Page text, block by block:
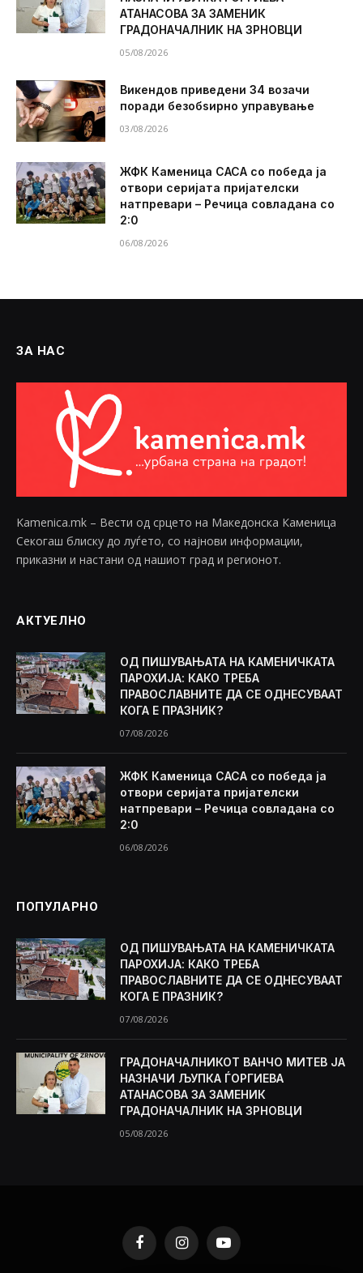
АТАНАСОВА ЗА ЗАМЕНИК
ГРАДОНАЧАЛНИК НА ЗРНОВЦИ
05/08/2026
Викендов приведени 34 возачи
поради безобѕирно управување
03/08/2026
ЖФК Каменица САСА со победа ја
отвори серијата пријателски
натпревари – Речица совладана со
2:0
06/08/2026
ЗА НАС
Kamenica.mk – Вести од срцето на Македонска Каменица
Секогаш блиску до луѓето, со најнови информации,
приказни и настани од нашиот град и регионот.
АКТУЕЛНО
ОД ПИШУВАЊАТА НА КАМЕНИЧКАТА
ПАРОХИЈА: КАКО ТРЕБА
ПРАВОСЛАВНИТЕ ДА СЕ ОДНЕСУВААТ
КОГА Е ПРАЗНИК?
07/08/2026
ЖФК Каменица САСА со победа ја
отвори серијата пријателски
натпревари – Речица совладана со
2:0
06/08/2026
ПОПУЛАРНО
ОД ПИШУВАЊАТА НА КАМЕНИЧКАТА
ПАРОХИЈА: КАКО ТРЕБА
ПРАВОСЛАВНИТЕ ДА СЕ ОДНЕСУВААТ
КОГА Е ПРАЗНИК?
07/08/2026
ГРАДОНАЧАЛНИКОТ ВАНЧО МИТЕВ ЈА
НАЗНАЧИ ЉУПКА ЃОРГИЕВА
АТАНАСОВА ЗА ЗАМЕНИК
ГРАДОНАЧАЛНИК НА ЗРНОВЦИ
05/08/2026
FacebookInstagramYouTube